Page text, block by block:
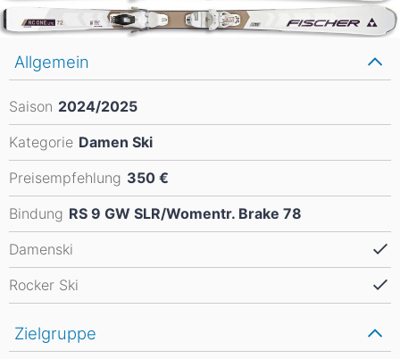
Allgemein
Saison 2024/2025
Kategorie Damen Ski
Preisempfehlung 350 €
Bindung RS 9 GW SLR/Womentr. Brake 78
Damenski
Rocker Ski
Zielgruppe